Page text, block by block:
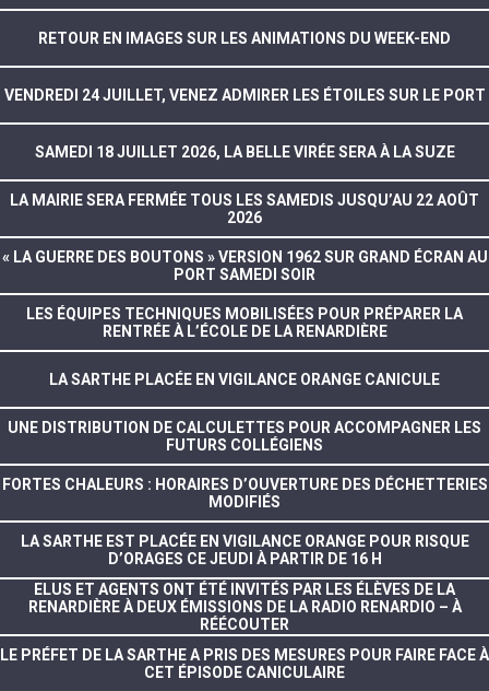
RETOUR EN IMAGES SUR LES ANIMATIONS DU WEEK-END
VENDREDI 24 JUILLET, VENEZ ADMIRER LES ÉTOILES SUR LE PORT
SAMEDI 18 JUILLET 2026, LA BELLE VIRÉE SERA À LA SUZE
LA MAIRIE SERA FERMÉE TOUS LES SAMEDIS JUSQU’AU 22 AOÛT
2026
« LA GUERRE DES BOUTONS » VERSION 1962 SUR GRAND ÉCRAN AU
PORT SAMEDI SOIR
LES ÉQUIPES TECHNIQUES MOBILISÉES POUR PRÉPARER LA
RENTRÉE À L’ÉCOLE DE LA RENARDIÈRE
LA SARTHE PLACÉE EN VIGILANCE ORANGE CANICULE
UNE DISTRIBUTION DE CALCULETTES POUR ACCOMPAGNER LES
FUTURS COLLÉGIENS
FORTES CHALEURS : HORAIRES D’OUVERTURE DES DÉCHETTERIES
MODIFIÉS
LA SARTHE EST PLACÉE EN VIGILANCE ORANGE POUR RISQUE
D’ORAGES CE JEUDI À PARTIR DE 16 H
ELUS ET AGENTS ONT ÉTÉ INVITÉS PAR LES ÉLÈVES DE LA
RENARDIÈRE À DEUX ÉMISSIONS DE LA RADIO RENARDIO – À
RÉÉCOUTER
LE PRÉFET DE LA SARTHE A PRIS DES MESURES POUR FAIRE FACE À
CET ÉPISODE CANICULAIRE